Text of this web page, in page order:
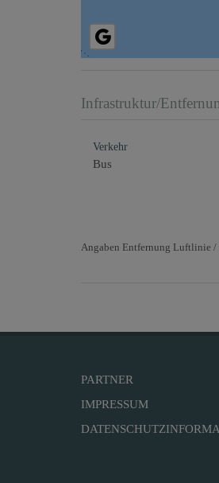
Infrastruktur/
Verkehr
Bus
Angaben Entfernung Luftlinie /
PARTNER
IMPRESSUM